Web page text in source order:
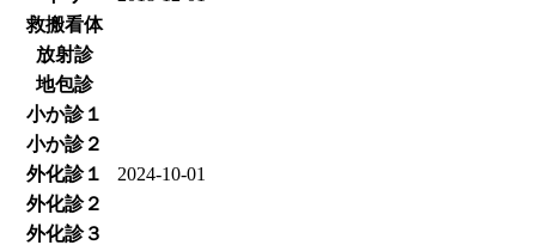
救搬看体
放射診
地包診
小か診１
小か診２
外化診１
2024-10-01
外化診２
外化診３